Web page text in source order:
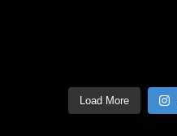
Load More